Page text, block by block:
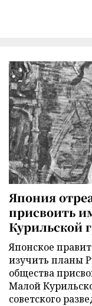
Япония
присвоить
Курильской
Японское
изучить планы
общества
Малой
советского